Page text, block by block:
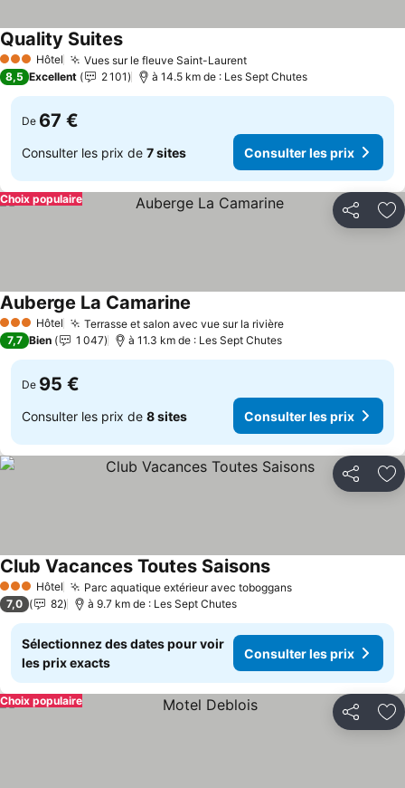
3 ÉtoilesHôtel Vues sur le fleuve Saint-Laurent
Quality Suites
8,5 Excellent 2 101 à 14.5 km de : Les Sept Chutes
De 67 €
Consulter les prix de 7 sites Consulter les prix
Partager
Choix populaire
3 ÉtoilesHôtel Terrasse et salon avec vue sur la rivière
Auberge La Camarine
7,7 Bien 1 047 à 11.3 km de : Les Sept Chutes
De 95 €
Consulter les prix de 8 sites Consulter les prix
Partager
3 ÉtoilesHôtel Parc aquatique extérieur avec toboggans
Club Vacances Toutes Saisons
7,0 82 à 9.7 km de : Les Sept Chutes
Sélectionnez des dates pour voir
les prix exacts
Consulter les prix
Partager
Choix populaire